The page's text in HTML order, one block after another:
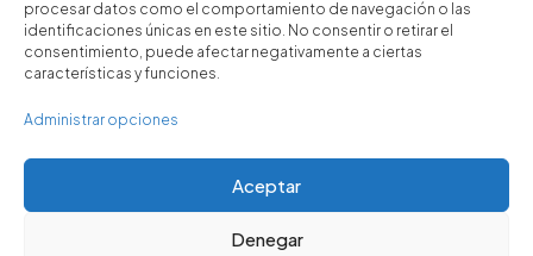
procesar datos como el comportamiento de navegación o las
identificaciones únicas en este sitio. No consentir o retirar el
consentimiento, puede afectar negativamente a ciertas
características y funciones.
Administrar opciones
Aceptar
Denegar
actualizaciones.